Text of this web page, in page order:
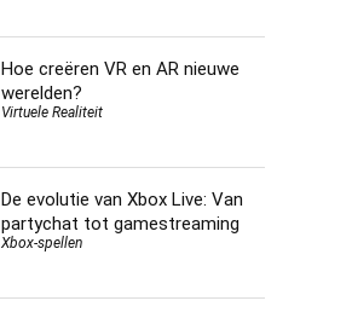
Hoe creëren VR en AR nieuwe
werelden?
Virtuele Realiteit
De evolutie van Xbox Live: Van
partychat tot gamestreaming
Xbox-spellen